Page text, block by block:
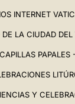
INTERNET
DE LA CIUDAD
PAPALES
Y